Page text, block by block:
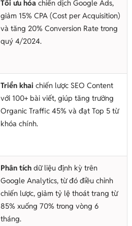
Tối ưu hóachiến dịch Google Ads,
giảm 15% CPA (Cost per Acquisition)
và tăng 20% Conversion Rate trong
quý 4/2024.
Triển khai chiến lược SEO Content
với 100+ bài viết, giúp tăng trưởng
Organic Traffic 45% và đạt Top 5 từ
khóa chính.
Phân tíchdữ liệu định kỳ trên
Google Analytics, từ đó điều chỉnh
chiến lược, giảm tỷ lệ thoát trang từ
85% xuống 70% trong vòng 6
tháng.